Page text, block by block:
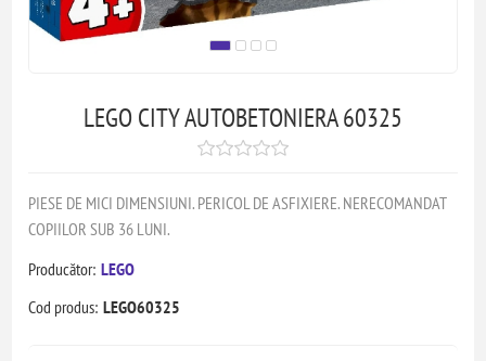
LEGO CITY AUTOBETONIERA 60325
PIESE DE MICI DIMENSIUNI. PERICOL DE ASFIXIERE. NERECOMANDAT
COPIILOR SUB 36 LUNI.
Producător: LEGO
Cod produs: LEGO60325